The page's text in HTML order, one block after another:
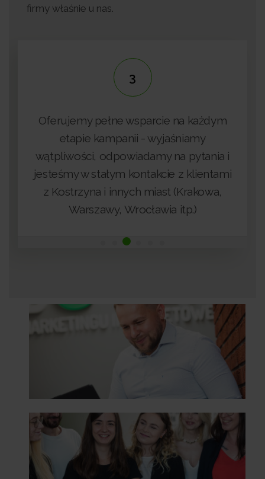
firmy właśnie u nas.
pełne wsparcie na każdym
kampanii - wyjaśniamy
odpowiadamy na pytania i
w stałym kontakcie z klientami
i innych miast (Krakowa,
Warszawy, Wrocławia itp.)
Jesteśmy
branży i stale